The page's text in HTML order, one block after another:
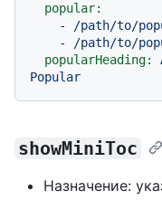
popular:
-
/path/to/
-
/path/to/
popularHeading:
Popular
showMiniToc
Назначение: